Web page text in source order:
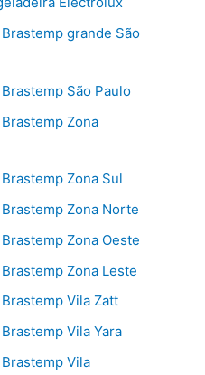
grande São
São Paulo
Zona
Zona Sul
Zona Norte
Zona Oeste
Zona Leste
Vila Zatt
Vila Yara
Vila